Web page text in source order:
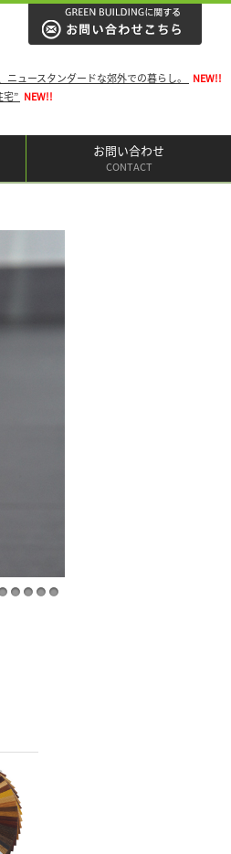
ュースタンダードな郊外での暮らし。
NEW!!
宅” NEW!!
お問い合わせ
CONTACT